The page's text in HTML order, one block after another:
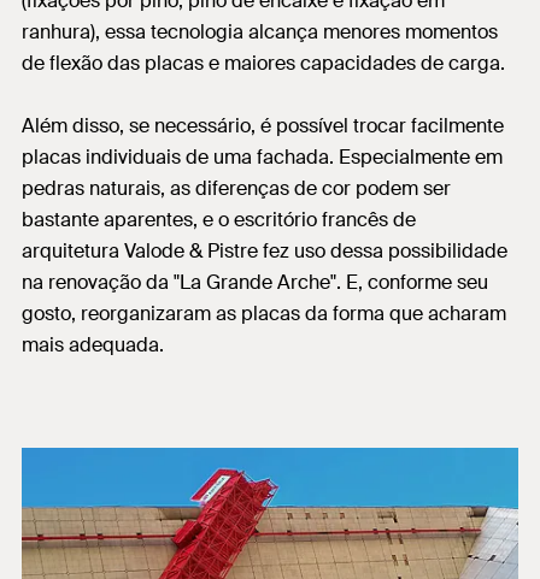
ranhura), essa tecnologia alcança menores momentos
de flexão das placas e maiores capacidades de carga.
Além disso, se necessário, é possível trocar facilmente
placas individuais de uma fachada. Especialmente em
pedras naturais, as diferenças de cor podem ser
bastante aparentes, e o escritório francês de
arquitetura Valode & Pistre fez uso dessa possibilidade
na renovação da "La Grande Arche". E, conforme seu
gosto, reorganizaram as placas da forma que acharam
mais adequada.